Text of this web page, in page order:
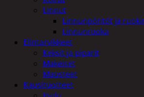
Linnut
Linnunpöntöt ja
Linnunruoka
Elintarvikkeet
Keksit ja piparit
Makeiset
Mausteet
Kausituotteet